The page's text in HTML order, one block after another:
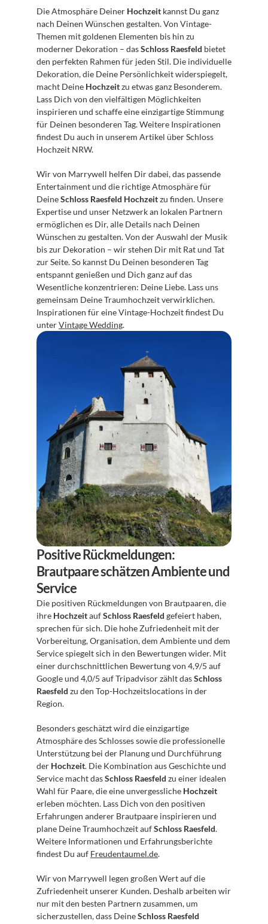
Die Atmosphäre Deiner Hochzeit kannst Du ganz
nach Deinen Wünschen gestalten. Von Vintage-
Themen mit goldenen Elementen bis hin zu
moderner Dekoration – das Schloss Raesfeld bietet
den perfekten Rahmen für jeden Stil. Die individuelle
Dekoration, die Deine Persönlichkeit widerspiegelt,
macht Deine Hochzeit zu etwas ganz Besonderem.
Lass Dich von den vielfältigen Möglichkeiten
inspirieren und schaffe eine einzigartige Stimmung
für Deinen besonderen Tag. Weitere Inspirationen
findest Du auch in unserem Artikel über Schloss
Hochzeit NRW.
Wir von Marrywell helfen Dir dabei, das passende
Entertainment und die richtige Atmosphäre für
Deine Schloss Raesfeld Hochzeit zu finden. Unsere
Expertise und unser Netzwerk an lokalen Partnern
ermöglichen es Dir, alle Details nach Deinen
Wünschen zu gestalten. Von der Auswahl der Musik
bis zur Dekoration – wir stehen Dir mit Rat und Tat
zur Seite. So kannst Du Deinen besonderen Tag
entspannt genießen und Dich ganz auf das
Wesentliche konzentrieren: Deine Liebe. Lass uns
gemeinsam Deine Traumhochzeit verwirklichen.
Inspirationen für eine Vintage-Hochzeit findest Du
unter Vintage Wedding.
Positive Rückmeldungen:
Brautpaare schätzen Ambiente und
Service
Die positiven Rückmeldungen von Brautpaaren, die
ihre Hochzeit auf Schloss Raesfeld gefeiert haben,
sprechen für sich. Die hohe Zufriedenheit mit der
Vorbereitung, Organisation, dem Ambiente und dem
Service spiegelt sich in den Bewertungen wider. Mit
einer durchschnittlichen Bewertung von 4,9/5 auf
Google und 4,0/5 auf Tripadvisor zählt das Schloss
Raesfeld zu den Top-Hochzeitslocations in der
Region.
Besonders geschätzt wird die einzigartige
Atmosphäre des Schlosses sowie die professionelle
Unterstützung bei der Planung und Durchführung
der Hochzeit. Die Kombination aus Geschichte und
Service macht das Schloss Raesfeld zu einer idealen
Wahl für Paare, die eine unvergessliche Hochzeit
erleben möchten. Lass Dich von den positiven
Erfahrungen anderer Brautpaare inspirieren und
plane Deine Traumhochzeit auf Schloss Raesfeld.
Weitere Informationen und Erfahrungsberichte
findest Du auf Freudentaumel.de.
Wir von Marrywell legen großen Wert auf die
Zufriedenheit unserer Kunden. Deshalb arbeiten wir
nur mit den besten Partnern zusammen, um
sicherzustellen, dass Deine Schloss Raesfeld